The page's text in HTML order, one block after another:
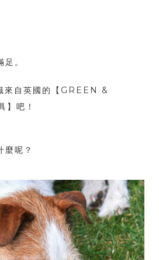
。
自英國的【GREEN &
吧！
麼呢？